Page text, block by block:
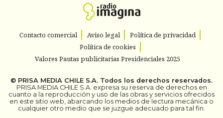
Contacto comercial Aviso legal
Política de privacidad
Política de cookies
Valores Pautas publicitarias Presidenciales 2025
© PRISA MEDIA CHILE S.A. Todos los derechos reservados.
PRISA MEDIA CHILE S.A. expresa su reserva de derechos en
cuanto a la reproducción y uso de las obras y servicios ofrecidos
en este sitio web, abarcando los medios de lectura mecánica o
cualquier otro medio que se juzgue adecuado para tal fin.